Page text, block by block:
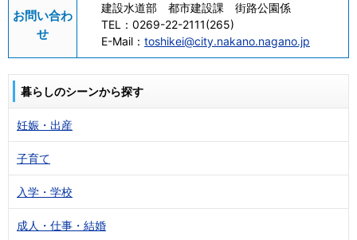
お問い合わ
せ
建設水道部 都市建設課 街路公園係
TEL： 0269-22-2111(265)
E-Mail： toshikei@city.nakano.nagano.jp
暮らしのシーンから探す
妊娠・出産
子育て
入学・学校
成人・仕事・結婚